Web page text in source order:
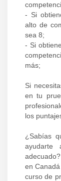
- Si
alto de
sea 8;
- Si
más;
Si
en tu
los
¿Sabías
ayudarte
en
curso de